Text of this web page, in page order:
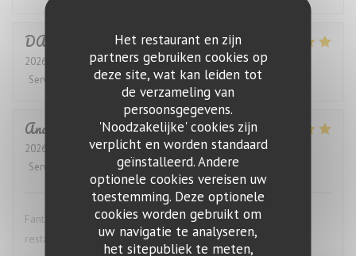
Het restaurant en zijn
partners gebruiken cookies op
deze site, wat kan leiden tot
de verzameling van
persoonsgegevens.
'Noodzakelijke' cookies zijn
verplicht en worden standaard
geïnstalleerd. Andere
optionele cookies vereisen uw
toestemming. Deze optionele
cookies worden gebruikt om
uw navigatie te analyseren,
het sitepubliek te meten,
DANIEL
2026-07-28
- 12:30 - Gasten 4
Service
Atmosfeer:5/5 Keuken: 5 /5 Kwaliteit / Prijs
Anders
2026-07-27
- 19:00 - Gasten 4
Service
Atmosfeer:5/5 Keuken: 5/5 Kwaliteit / Prijs
Fantastic wine list, great food and excellent service. This
restaurant is highly recommended.